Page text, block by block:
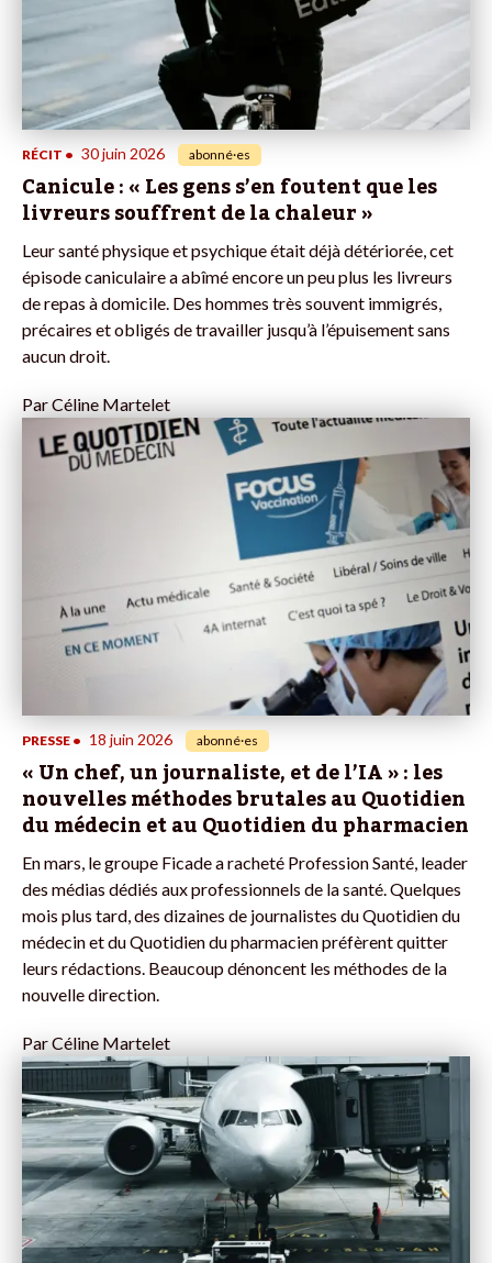
RÉCIT • 30 juin 2026 abonné·es
Canicule : « Les gens s’en foutent que les
livreurs souffrent de la chaleur »
Leur santé physique et psychique était déjà détériorée, cet
épisode caniculaire a abîmé encore un peu plus les livreurs
de repas à domicile. Des hommes très souvent immigrés,
précaires et obligés de travailler jusqu’à l’épuisement sans
aucun droit.
ParCéline Martelet
PRESSE • 18 juin 2026 abonné·es
« Un chef, un journaliste, et de l’IA » : les
nouvelles méthodes brutales au Quotidien
du médecin et au Quotidien du pharmacien
En mars, le groupe Ficade a racheté Profession Santé, leader
des médias dédiés aux professionnels de la santé. Quelques
mois plus tard, des dizaines de journalistes du Quotidien du
médecin et du Quotidien du pharmacien préfèrent quitter
leurs rédactions. Beaucoup dénoncent les méthodes de la
nouvelle direction.
ParCéline Martelet